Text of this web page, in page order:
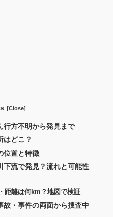
行方不明から発見まで
はどこ？
位置と特徴
下流で発見？流れと可能性
距離は何km？地図で検証
故・事件の両面から捜査中